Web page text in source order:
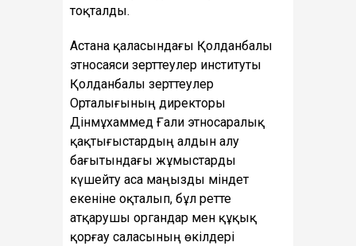
тоқталды.
Астана қаласындағы Қолданбалы
этносаяси зерттеулер институты
Қолданбалы зерттеулер
Орталығының директоры
Дінмұхаммед Ғали этносаралық
қақтығыстардың алдын алу
бағытындағы жұмыстарды
күшейту аса маңызды міндет
екеніне оқталып, бұл ретте
атқарушы органдар мен құқық
қорғау саласының өкілдері